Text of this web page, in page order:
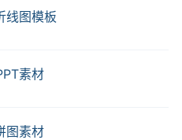
线图模板
素材
图素材